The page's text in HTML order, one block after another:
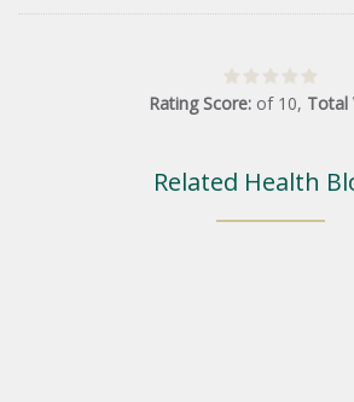
Rating Score: of 10, Total
Related Health